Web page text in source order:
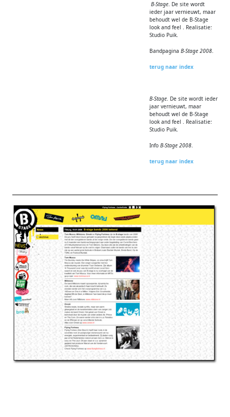
B-Stage. De site wordt
ieder jaar vernieuwt, maar
behoudt wel de B-Stage
look and feel . Realisatie:
Studio Puik.
Bandpagina B-Stage 2008.
terug naar index
B-Stage. De site wordt ieder
jaar vernieuwt, maar
behoudt wel de B-Stage
look and feel . Realisatie:
Studio Puik.
Info B-Stage 2008.
terug naar index